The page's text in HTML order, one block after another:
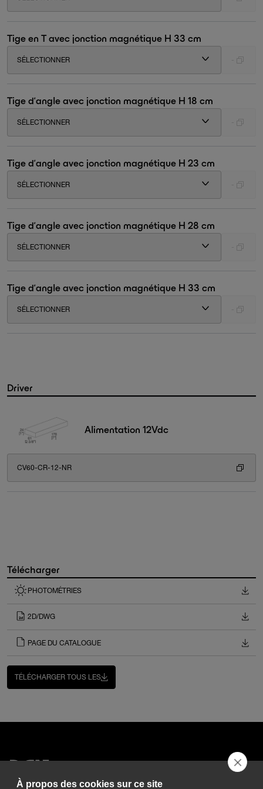
Tige en T avec jonction magnétique H 33 cm
SÉLECTIONNER
Tige d'angle avec jonction magnétique H 18 cm
SÉLECTIONNER
Tige d'angle avec jonction magnétique H 23 cm
SÉLECTIONNER
Tige d'angle avec jonction magnétique H 28 cm
SÉLECTIONNER
Tige d'angle avec jonction magnétique H 33 cm
SÉLECTIONNER
Driver
Alimentation 12Vdc
CV60-CR-12-NR
Télécharger
PHOTOMÉTRIES
2D/DWG
PAGE DU CATALOGUE
TÉLÉCHARGER TOUS LES
À propos des cookies sur ce site